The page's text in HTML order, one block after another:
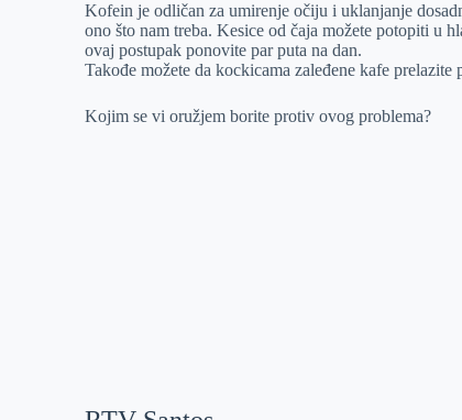
Kofein je odličan za umirenje očiju i uklanjanje
ono što nam treba. Kesice od čaja možete potopiti u
ovaj postupak ponovite par puta na dan.
Takođe možete da kockicama zaleđene kafe
Kojim se vi oružjem borite protiv ovog problema?